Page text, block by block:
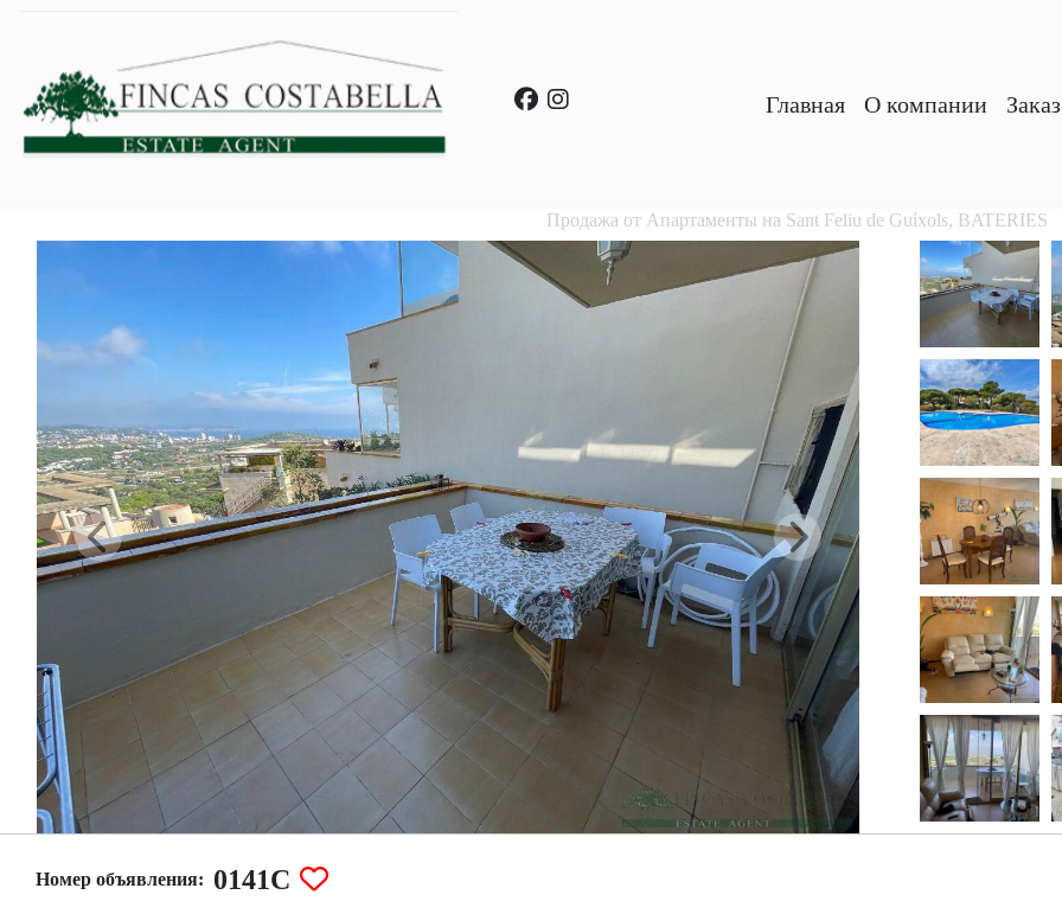
Главная O компании
Продажа от Апартаменты на Sant Feliu de Guíxols, BATERIES
Номер объявления: 0141C